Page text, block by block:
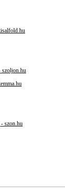
szoljon.hu
szon.hu